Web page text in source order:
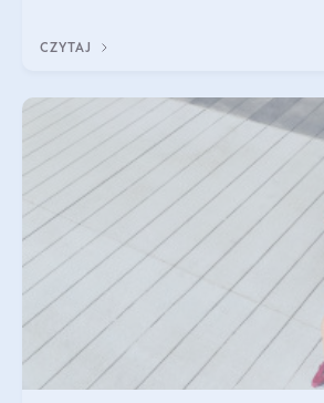
CZYTAJ